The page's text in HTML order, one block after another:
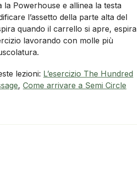
la Powerhouse e allinea la testa
l’assetto della parte alta del
quando il carrello si apre, espira
lavorando con molle più
lezioni: L’esercizio The Hundred
,Come arrivare a Semi Circle